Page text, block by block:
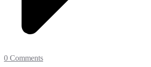
0 Comments